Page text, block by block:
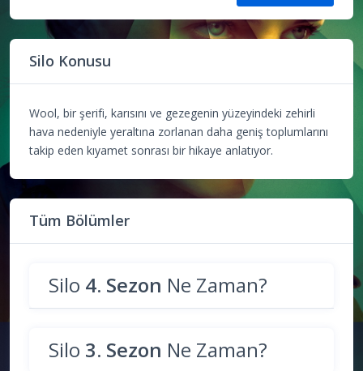
Silo Konusu
Wool, bir şerifi, karısını ve gezegenin yüzeyindeki zehirli
hava nedeniyle yeraltına zorlanan daha geniş toplumlarını
takip eden kıyamet sonrası bir hikaye anlatıyor.
Tüm Bölümler
Silo 4. Sezon Ne Zaman?
Silo 3. Sezon Ne Zaman?